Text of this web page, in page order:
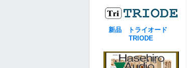
新品 トライオード
TRIODE